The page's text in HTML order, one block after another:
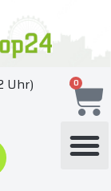
Uhr) 0